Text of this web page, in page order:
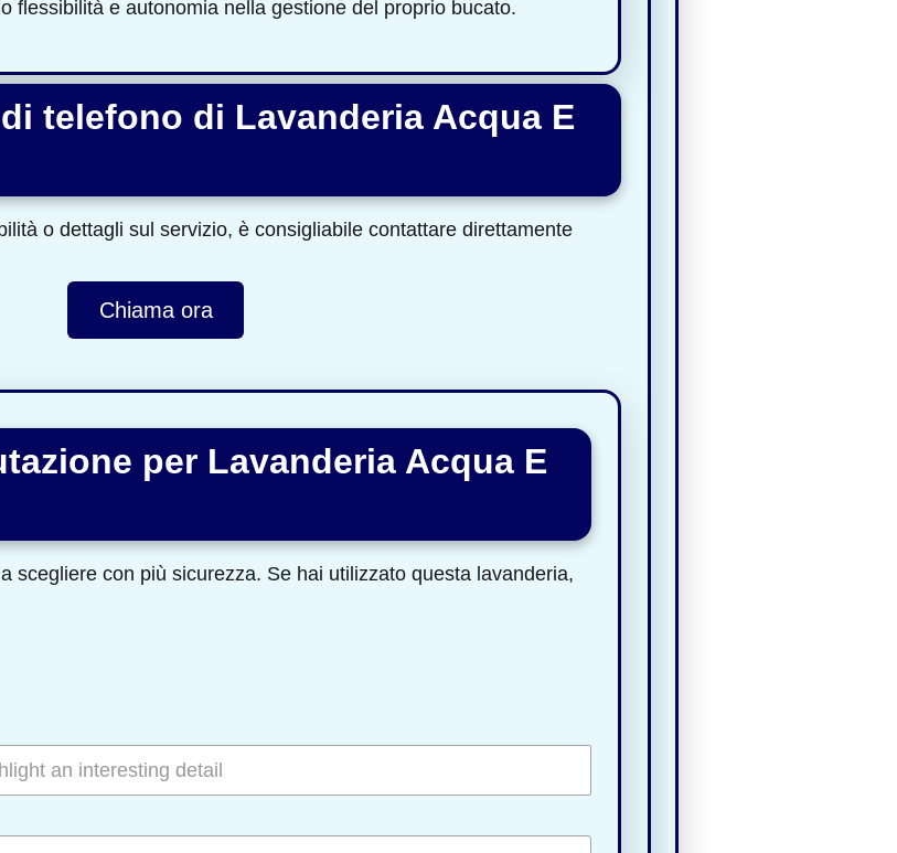
flessibilità e autonomia nella gestione del proprio bucato.
telefono di Lavanderia Acqua E
o dettagli sul servizio, è consigliabile contattare direttamente
Chiama ora
per Lavanderia Acqua E
scegliere con più sicurezza. Se hai utilizzato questa lavanderia,